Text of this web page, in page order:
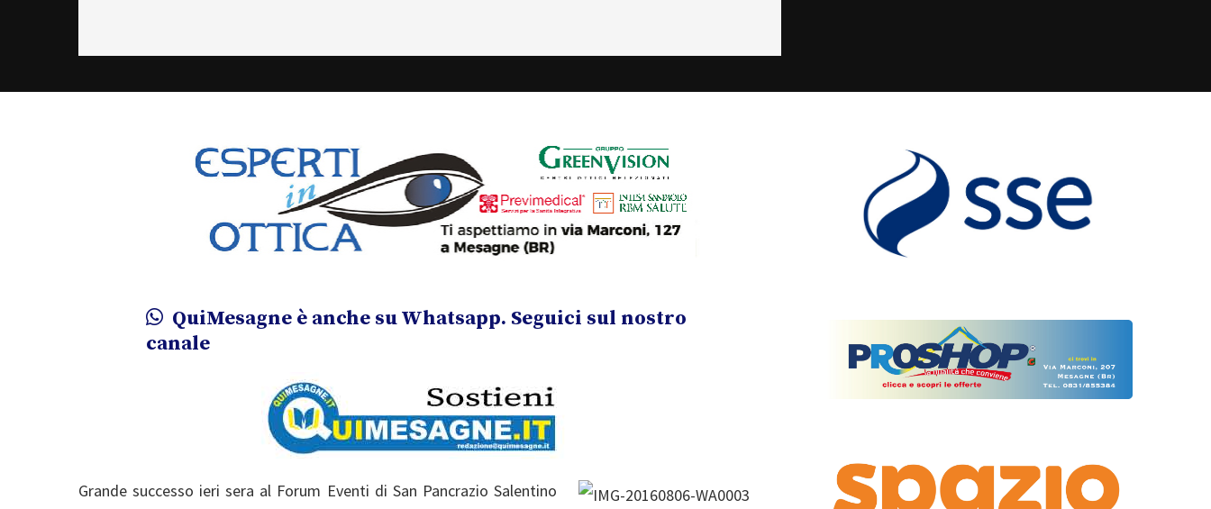
QuiMesagne è anche su Whatsapp. Seguici sul nostro
canale
Grande successo ieri sera al Forum Eventi di San Pancrazio Salentino